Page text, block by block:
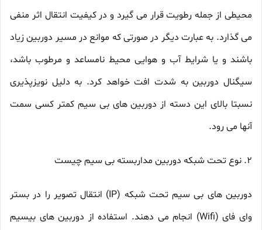
محیطی از جمله رطویت قرار می گیرد و در کیفیت انتقال اثر منفی
می گذارد. به عبارت دیگر در صورتی که موانع در مسیر دوربین زیاد
باشند و یا شرایط آب و هوایی محیط نامساعد و مرطوب باشد،
سیگنال دوربین به شدت افت خواهد کرد. به دلیل نویزپذیری
نسبتا بالای این دسته از دوربین های بی سیم کمتر کسی سمت
آنها می رود.
2. نوع تحت شبکه دوربین مداربسته بی سیم چیست
دوربین های بی سیم تحت شبکه (IP) انتقال تصویر را در بستر
وای فای (Wifi) انجام می دهند. استفاده از دوربین های بیسیم